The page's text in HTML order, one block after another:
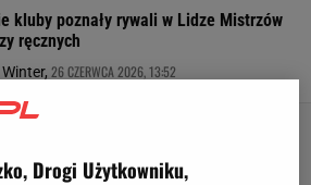
kluby poznały rywali w Lidze Mistrzów
ręcznych
Winter, 26 CZERWCA 2026, 13:52
Drogi Użytkowniku,